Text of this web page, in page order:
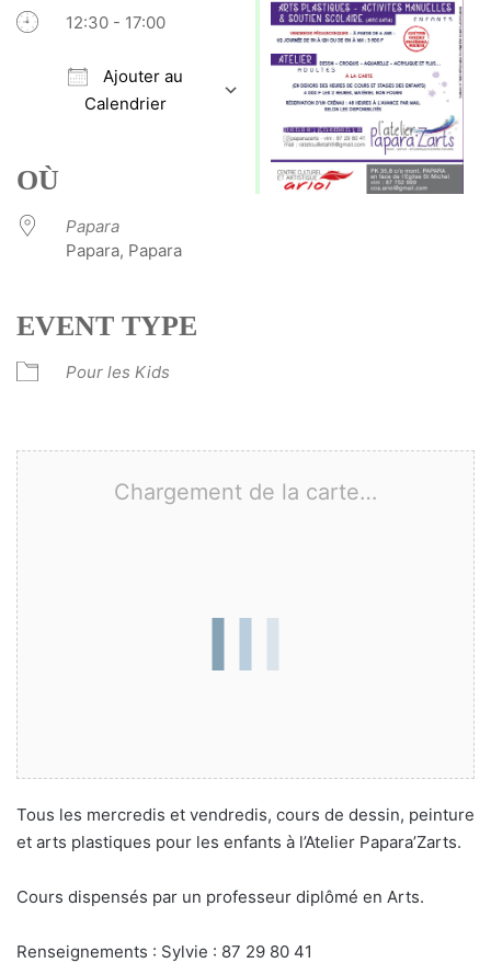
12:30 - 17:00
Ajouter au
Calendrier
Office 365Outlook Live
OÙ
Papara
Papara, Papara
EVENT TYPE
Pour les Kids
Chargement de la carte…
Tous les mercredis et vendredis, cours de dessin, peinture
et arts plastiques pour les enfants à l’Atelier Papara’Zarts.
Cours dispensés par un professeur diplômé en Arts.
Renseignements : Sylvie : 87 29 80 41